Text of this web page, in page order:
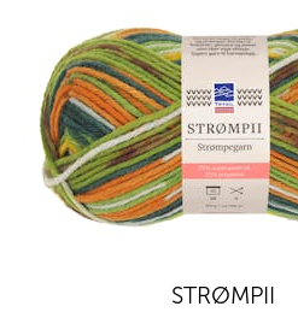
STRØMPII